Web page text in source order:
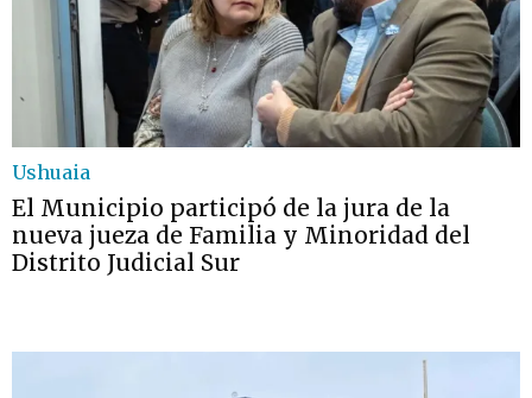
Ushuaia
El Municipio participó de la jura de la
nueva jueza de Familia y Minoridad del
Distrito Judicial Sur